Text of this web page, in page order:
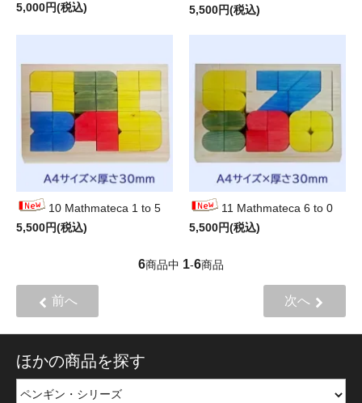
5,000円(税込)
5,500円(税込)
10 Mathmateca 1 to 5
5,500円(税込)
11 Mathmateca 6 to 0
5,500円(税込)
6商品中 1-6商品
前へ 次へ
ほかの商品を探す